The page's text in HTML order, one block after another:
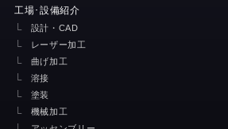
工場･設備紹介
設計・CAD
レーザー加工
曲げ加工
溶接
塗装
機械加工